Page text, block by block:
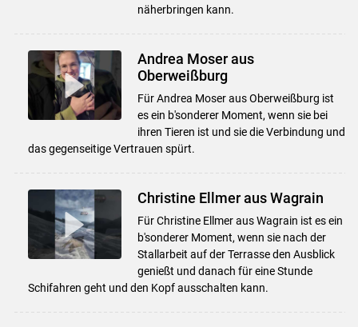
näherbringen kann.
Andrea Moser aus
Oberweißburg
Für Andrea Moser aus Oberweißburg ist
es ein b'sonderer Moment, wenn sie bei
ihren Tieren ist und sie die Verbindung und
das gegenseitige Vertrauen spürt.
Christine Ellmer aus Wagrain
Für Christine Ellmer aus Wagrain ist es ein
b'sonderer Moment, wenn sie nach der
Stallarbeit auf der Terrasse den Ausblick
genießt und danach für eine Stunde
Schifahren geht und den Kopf ausschalten kann.